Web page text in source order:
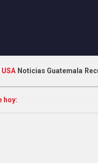
Noticias Guatemala
hoy: